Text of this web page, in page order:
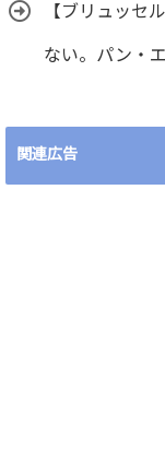
【ブリュッセ
ない。パン・
関連広告